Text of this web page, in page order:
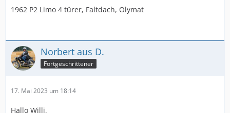
1962 P2 Limo 4 türer, Faltdach, Olymat
Norbert aus D.
Fortgeschrittener
17. Mai 2023 um 18:14
Hallo Willi,